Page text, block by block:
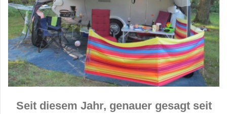
Seit diesem Jahr, genauer gesagt seit